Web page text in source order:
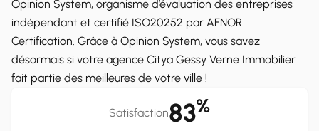
Opinion System, organisme d’évaluation des entreprises
indépendant et certifié ISO20252 par AFNOR
Certification. Grâce à Opinion System, vous savez
désormais si votre agence Citya Gessy Verne Immobilier
fait partie des meilleures de votre ville !
Satisfaction83%